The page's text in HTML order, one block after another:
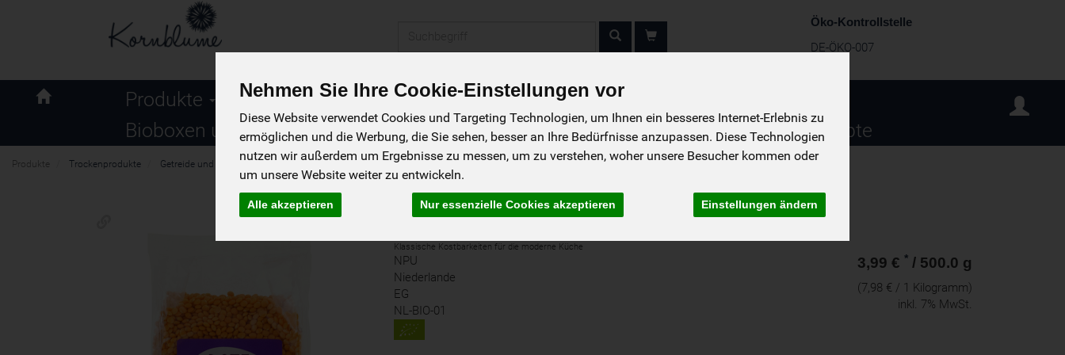
Nehmen Sie Ihre Cookie-Einstellungen vor
Diese Website verwendet Cookies und Targeting Technologien, um Ihnen ein besseres Internet-Erlebnis zu
ermöglichen und die Werbung, die Sie sehen, besser an Ihre Bedürfnisse anzupassen. Diese Technologien
nutzen wir außerdem um Ergebnisse zu messen, um zu verstehen, woher unsere Besucher kommen oder
um unsere Website weiter zu entwickeln.
Alle akzeptieren Nur essenzielle Cookies akzeptieren Einstellungen ändern
Öko-Kontrollstelle
DE-ÖKO-007
Naturkost
Produkte
Bioboxen und Angebote
So wird bestellt Das Liefergebiet Das sind wir Rezepte
Produkte Trockenprodukte Getreide und Hülsenfrüchte
Klassische Kostbarkeiten für die moderne Küche
NPU
Niederlande
EG
NL-BIO-01
3,99 € * / 500.0 g
(7,98 € / 1 Kilogramm)
inkl. 7% MwSt.